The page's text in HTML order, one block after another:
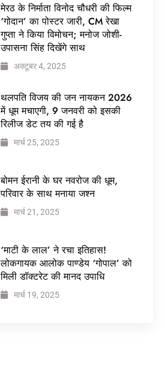
मेरठ के निर्माता विनोद चौधरी की फिल्म
‘गोदान’ का पोस्टर जारी, CM रेखा
गुप्ता ने किया विमोचन; मनोज जोशी-
उपासना सिंह दिखेंगे साथ
अक्टूबर 4, 2025
थलपति विजय की जन नायकन 2026
में धूम मचाएगी, 9 जनवरी को इसकी
रिलीज डेट तय की गई है
मार्च 25, 2025
बोमन ईरानी के घर नवरोज की धूम,
परिवार के साथ मनाया जश्न
मार्च 21, 2025
‘माटी के लाल’ ने रचा इतिहास!
लोकगायक आलोक पाण्डेय ‘गोपाल’ को
मिली डॉक्टरेट की मानद उपाधि
मार्च 19, 2025